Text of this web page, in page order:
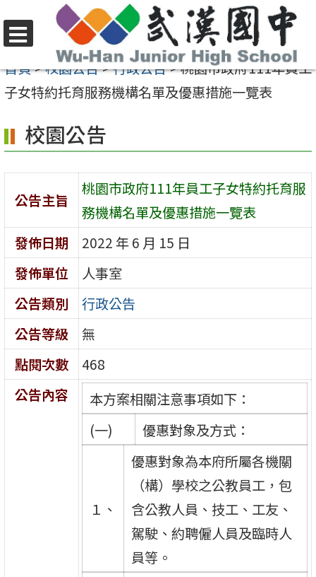
至
要
容
區
選
單
首頁>校園公告>行政公告>桃園市政府111年員工
子女特約托育服務機構名單及優惠措施一覽表
校園公告
公告主旨
桃園市政府111年員工子女特約托育服
務機構名單及優惠措施一覽表
發佈日期
2022 年 6 月 15 日
發佈單位
人事室
公告類別
行政公告
公告等級
無
點閱次數
468
公告內容
本方案相關注意事項如下：
(一)
優惠對象及方式：
１、
優惠對象為本府所屬各機關
（構）學校之公教員工，包
含公教人員、技工、工友、
駕駛、約聘僱人員及臨時人
員等。